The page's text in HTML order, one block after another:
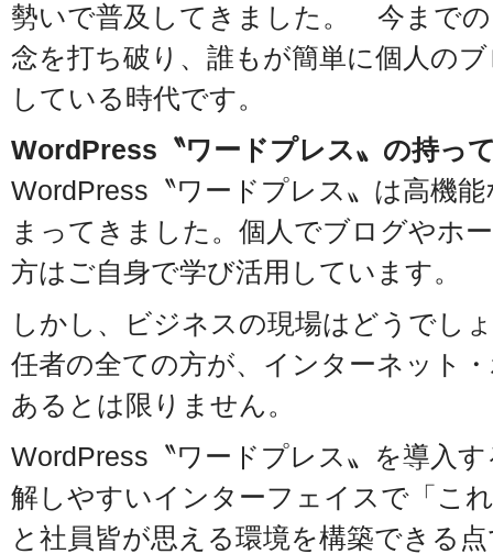
勢いで普及してきました。 今まで
念を打ち破り、誰もが簡単に個人の
している時代です。
WordPress〝ワードプレス〟の持っ
WordPress〝ワードプレス〟は高機
まってきました。個人でブログやホ
方はご自身で学び活用しています。
しかし、ビジネスの現場はどうでし
任者の全ての方が、インターネット
あるとは限りません。
WordPress〝ワードプレス〟を導入
解しやすいインターフェイスで「こ
と社員皆が思える環境を構築できる